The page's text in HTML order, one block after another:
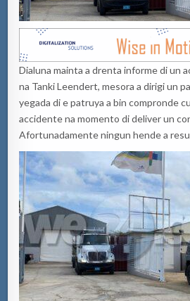
Dialuna mainta a drenta informe di un
na Tanki Leendert, mesora a dirigi un
yegada di e patruya a bin compronde
accidente na momento di deliver un
Afortunadamente ningun hende a